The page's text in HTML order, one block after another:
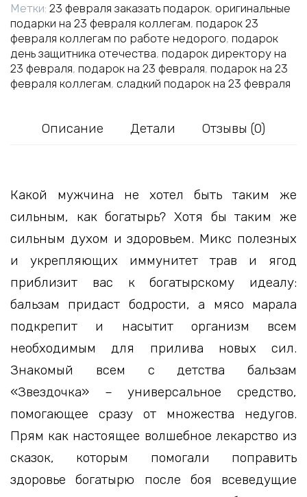
Метки: 23 февраля заказать подарок, оригинальные
подарки на 23 февраля коллегам, подарок 23
февраля коллегам по работе недорого, подарок
день защитника отечества, подарок директору на
23 февраля, подарок на 23 февраля, подарок на 23
февраля коллегам, сладкий подарок на 23 февраля
Описание Детали Отзывы (0)
Какой мужчина не хотел быть таким же
сильным, как богатырь? Хотя бы таким же
сильным духом и здоровьем. Микс полезных
и укрепляющих иммунитет трав и ягод
приблизит вас к богатырскому идеалу:
бальзам придаст бодрости, а мясо марала
подкрепит и насытит организм всем
необходимым для прилива новых сил.
Знакомый всем с детства бальзам
«Звездочка» – универсальное средство,
помогающее сразу от множества недугов.
Прям как настоящее волшебное лекарство из
сказок, которым помогали поправить
здоровье богатырю после боя всеведущие